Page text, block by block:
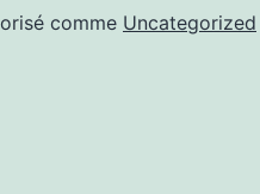
comme Uncategorized